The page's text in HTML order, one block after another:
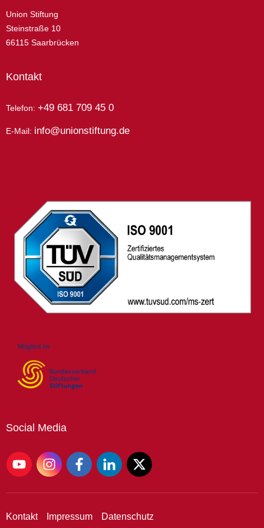
Union Stiftung
Steinstraße 10
66115 Saarbrücken
Kontakt
Telefon: +49 681 709 45 0
E-Mail: info@unionstiftung.de
Social Media
Kontakt Impressum Datenschutz